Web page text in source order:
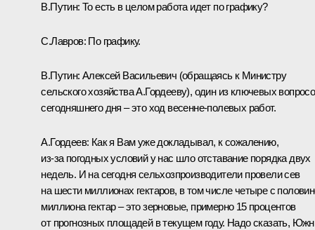
В.Путин: То есть в целом работа идет по графику?
С.Лавров: По графику.
В.Путин: Алексей Васильевич (обращаясь к Министру
сельского хозяйства А.Гордееву), один из ключевых
сегодняшнего дня – это ход весенне-полевых работ.
А.Гордеев: Как я Вам уже докладывал, к сожалению,
из‑за погодных условий у нас шло отставание порядка двух
недель. И на сегодня сельхозпроизводители провели сев
на шести миллионах гектаров, в том числе четыре с
миллиона гектар – это зерновые, примерно 15 процентов
от прогнозных площадей в текущем году. Надо сказать,